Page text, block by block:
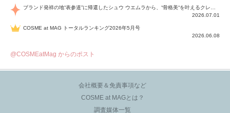
2026.07.01
COSME at MAG トータルランキング2026年5月号
2026.06.08
@COSMEatMag からのポスト
会社概要＆免責事項など
COSME at MAGとは？
調査媒体一覧